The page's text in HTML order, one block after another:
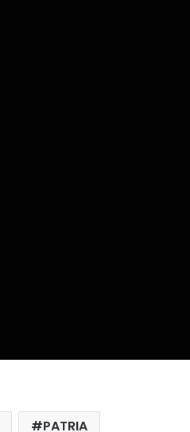
PATRIA